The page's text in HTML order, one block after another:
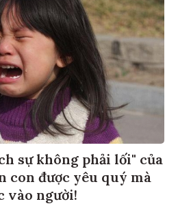
sự không phải lối" của
con được yêu quý mà
vào người!